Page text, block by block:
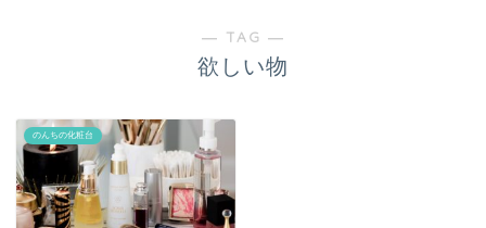
― TAG ―
欲しい物
のんちの化粧台